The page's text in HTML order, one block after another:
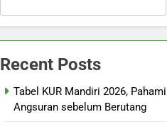
Recent Posts
Tabel KUR Mandiri 2026,
Angsuran sebelum Berutang